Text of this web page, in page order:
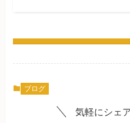
ブログ
気軽にシェ